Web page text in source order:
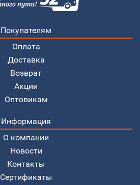
Покупателям
Оплата
Доставка
Возврат
Акции
Оптовикам
Информация
О компании
Новости
Контакты
Сертификаты